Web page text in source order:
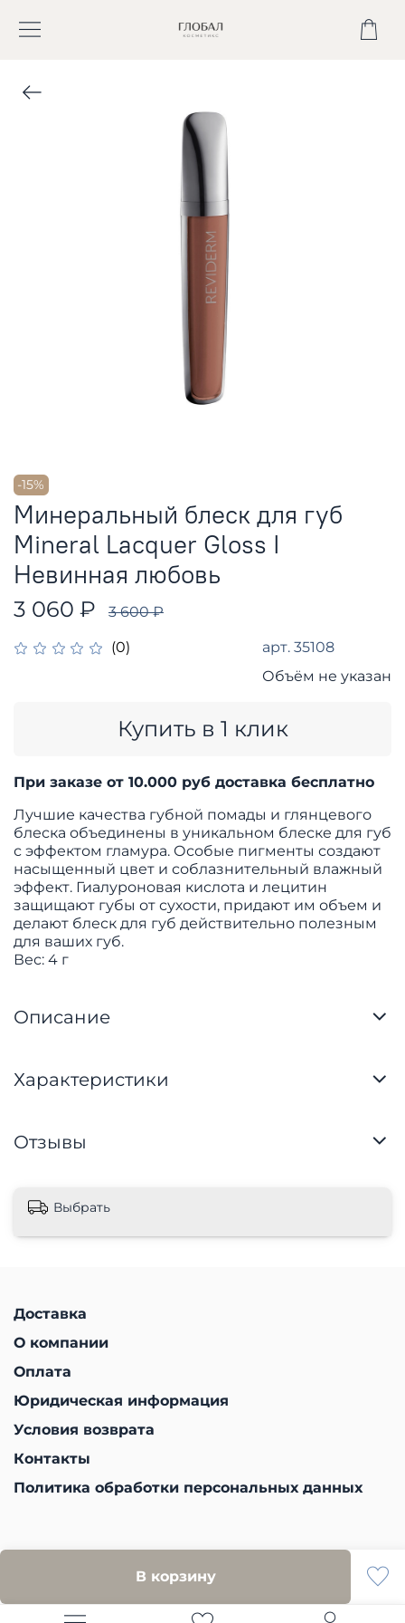
-15%
(0) арт. 35108
Объём не указан
Минеральный блеск для губ
Mineral Lacquer Gloss I
Невинная любовь
3 060 ₽ 3 600 ₽
В корзину
Купить в 1 клик
При заказе от 10.000 руб доставка бесплатно
Лучшие качества губной помады и глянцевого
блеска объединены в уникальном блеске для губ
с эффектом гламура. Особые пигменты создают
насыщенный цвет и соблазнительный влажный
эффект. Гиалуроновая кислота и лецитин
защищают губы от сухости, придают им объем и
делают блеск для губ действительно полезным
для ваших губ.
Вес: 4 г
Описание
Характеристики
Отзывы
Выбрать
Доставка
О компании
Оплата
Юридическая информация
Условия возврата
Контакты
Политика обработки персональных данных